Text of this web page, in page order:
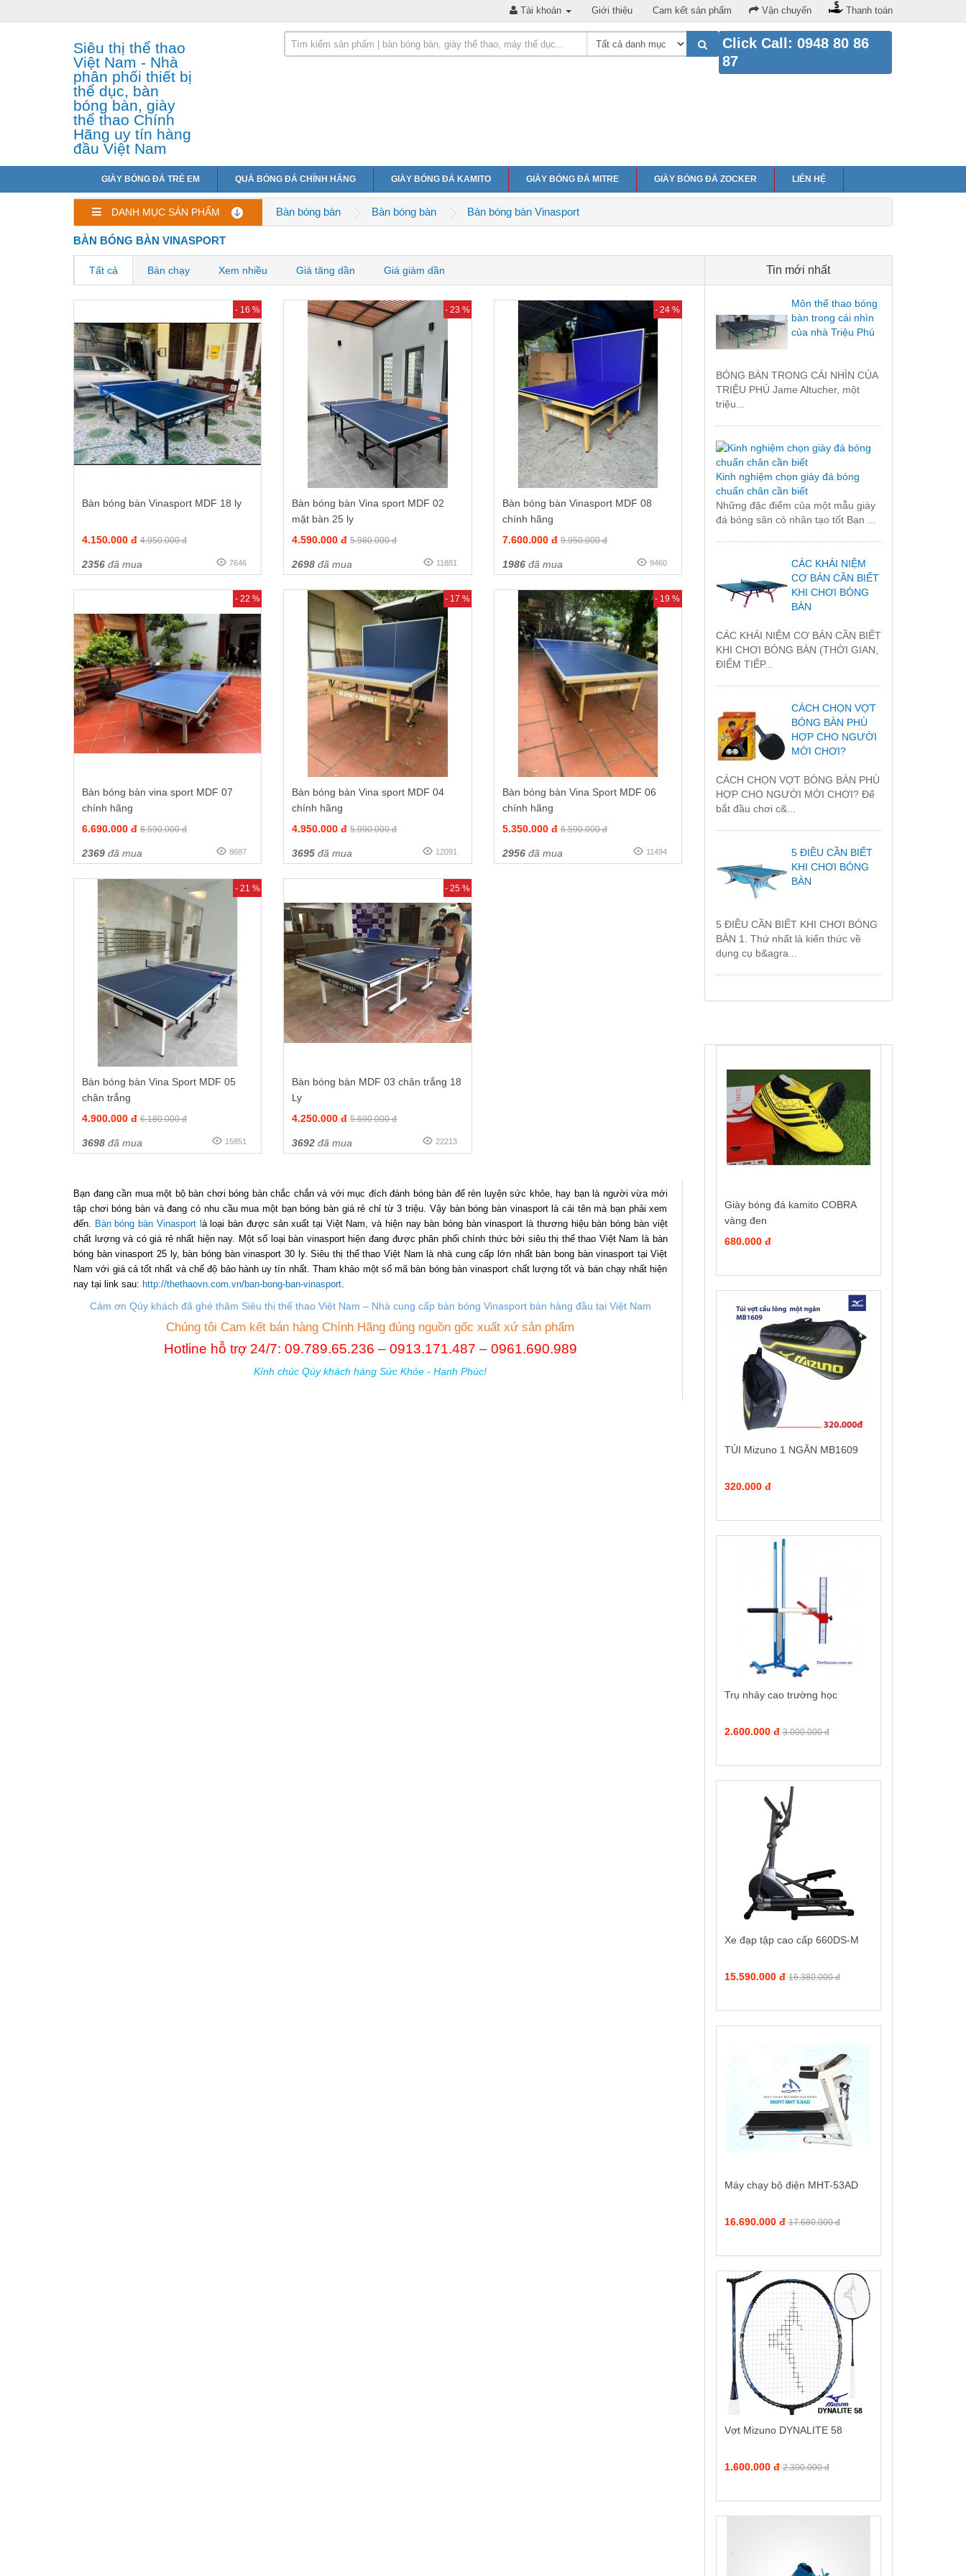
Tài khoản Giới thiệu Cam kết sản phẩm Vận chuyển Thanh toán
Siêu thị thể thao
Việt Nam - Nhà
phân phối thiết bị
thể dục, bàn
bóng bàn, giày
thể thao Chính
Hãng uy tín hàng
đầu Việt Nam
Click Call: 0948 80 86
87
GIÀY BÓNG ĐÁ TRẺ EM QUẢ BÓNG ĐÁ CHÍNH HÃNG GIÀY BÓNG ĐÁ KAMITO GIÀY BÓNG ĐÁ MITRE GIÀY BÓNG ĐÁ ZOCKER LIÊN HỆ
DANH MỤC SẢN PHẨM Bàn bóng bàn Bàn bóng bàn Bàn bóng bàn Vinasport
BÀN BÓNG BÀN VINASPORT
Tất cả Bán chạy Xem nhiều Giá tăng dần Giá giảm dần
- 16 %
Bàn bóng bàn Vinasport MDF 18 ly
4.150.000 đ 4.950.000 đ
2356 đã mua 7646
- 23 %
Bàn bóng bàn Vina sport MDF 02
mặt bàn 25 ly
4.590.000 đ 5.980.000 đ
2698 đã mua 11881
- 24 %
Bàn bóng bàn Vinasport MDF 08
chính hãng
7.600.000 đ 9.950.000 đ
1986đã mua 9460
- 22 %
Bàn bóng bàn vina sport MDF 07
chính hãng
6.690.000 đ 8.590.000 đ
2369 đã mua 8687
- 17 %
Bàn bóng bàn Vina sport MDF 04
chính hãng
4.950.000 đ 5.990.000 đ
3695 đã mua 12091
- 19 %
Bàn bóng bàn Vina Sport MDF 06
chính hãng
5.350.000 đ 6.590.000 đ
2956đã mua 11494
- 21 %
Bàn bóng bàn Vina Sport MDF 05
chân trắng
4.900.000 đ 6.180.000 đ
3698 đã mua 15851
- 25 %
Bàn bóng bàn MDF 03 chân trắng 18
Ly
4.250.000 đ 5.690.000 đ
3692 đã mua 22213
Bạn đang cần mua một bộ bàn chơi bóng bàn chắc chắn và với mục đích đánh bóng bàn để rèn luyện sức khỏe, hay bạn là người vừa mới
tập chơi bóng bàn và đang có nhu cầu mua một bạn bóng bàn giá rẻ chỉ từ 3 triệu. Vậy bàn bóng bàn vinasport là cái tên mà bạn phải xem
đến. Bàn bóng bàn Vinasport là loại bàn được sản xuất tại Việt Nam, và hiện nay bàn bóng bàn vinasport là thương hiệu bàn bóng bàn việt
chất lượng và có giá rẻ nhất hiện nay. Một số loại bàn vinasport hiện đang được phân phối chính thức bởi siêu thị thể thao Việt Nam là bàn
bóng bàn vinasport 25 ly, bàn bóng bàn vinasport 30 ly. Siêu thị thể thao Việt Nam là nhà cung cấp lớn nhất bàn bong bàn vinasport tại Việt
Nam với giá cả tốt nhất và chế độ bảo hành uy tín nhất. Tham khảo một số mã bàn bóng bàn vinasport chất lượng tốt và bán chạy nhất hiện
nay tại link sau: http://thethaovn.com.vn/ban-bong-ban-vinasport
Cám ơn Qúy khách đã ghé thăm Siêu thị thể thao Việt Nam – Nhà cung cấp bàn bóng Vinasport bàn hàng đầu tại Việt Nam
Chúng tôi Cam kết bán hàng Chính Hãng đúng nguồn gốc xuất xứ sản phẩm
Hotline hỗ trợ 24/7: 09.789.65.236 – 0913.171.487 – 0961.690.989
Kính chúc Qúy khách hàng Sức Khỏe - Hạnh Phúc!
Tin mới nhất
Môn thể thao bóng
bàn trong cái nhìn
của nhà Triệu Phú
BÓNG BÀN TRONG CÁI NHÌN CỦA
TRIỆU PHÚ Jame Altucher, một
triệu...
Kinh nghiệm chọn giày đá bóng
chuẩn chân cần biết
Những đặc điểm của một mẫu giày
đá bóng sân cỏ nhân tạo tốt Bạn ...
CÁC KHÁI NIỆM
CƠ BẢN CẦN BIẾT
KHI CHƠI BÓNG
BÀN
CÁC KHÁI NIỆM CƠ BẢN CẦN BIẾT
KHI CHƠI BÓNG BÀN (THỜI GIAN,
ĐIỂM TIẾP...
CÁCH CHỌN VỢT
BÓNG BÀN PHÙ
HỢP CHO NGƯỜI
MỚI CHƠI?
CÁCH CHỌN VỢT BÓNG BÀN PHÙ
HỢP CHO NGƯỜI MỚI CHƠI? Để
bắt đầu chơi c&...
5 ĐIỀU CẦN BIẾT
KHI CHƠI BÓNG
BÀN
5 ĐIỀU CẦN BIẾT KHI CHƠI BÓNG
BÀN 1. Thứ nhất là kiến thức về
dụng cụ b&agra...
Giày bóng đá kamito COBRA
vàng đen
680.000 đ
TÚI Mizuno 1 NGĂN MB1609
320.000 đ
Trụ nhảy cao trường học
2.600.000 đ 3.000.000 đ
Xe đạp tập cao cấp 660DS-M
15.590.000 đ 16.380.000 đ
Máy chạy bộ điện MHT-53AD
16.690.000 đ 17.680.000 đ
Vợt Mizuno DYNALITE 58
1.600.000 đ 2.300.000 đ